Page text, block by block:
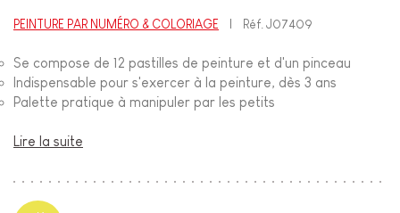
PEINTURE PAR NUMÉRO & COLORIAGE Réf.J07409
Se compose de 12 pastilles de peinture et d'un pinceau
Indispensable pour s'exercer à la peinture, dès 3 ans
Palette pratique à manipuler par les petits
Lire la suite